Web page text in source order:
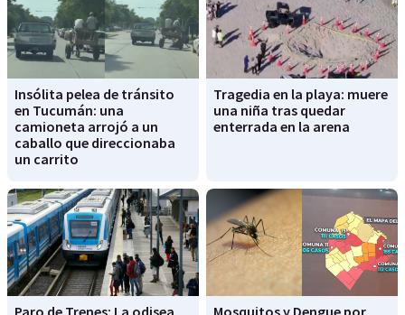
Insólita pelea de tránsito
en Tucumán: una
camioneta arrojó a un
caballo que direccionaba
un carrito
Tragedia en la playa: muere
una niña tras quedar
enterrada en la arena